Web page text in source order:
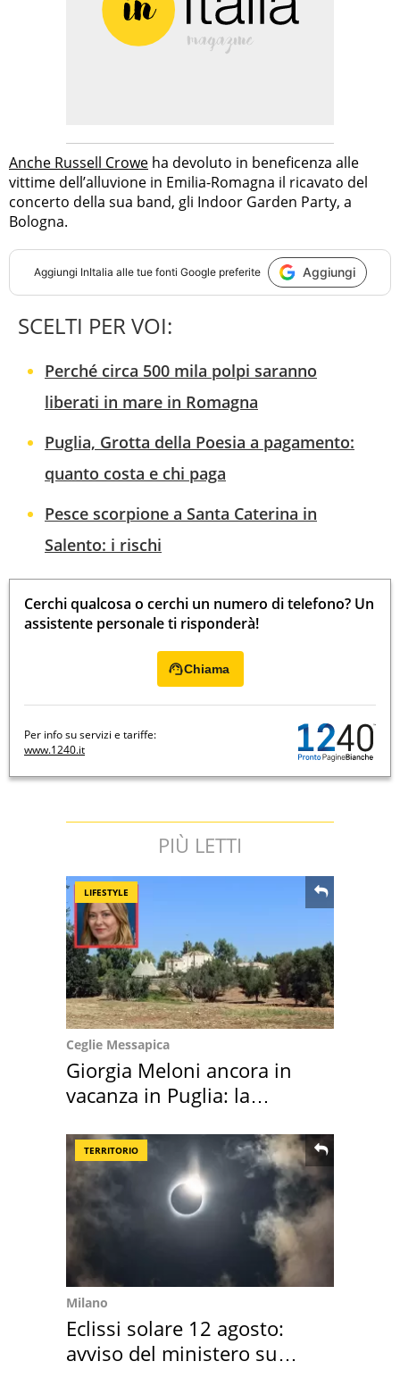
Anche Russell Crowe ha devoluto in beneficenza alle
vittime dell’alluvione in Emilia-Romagna il ricavato del
concerto della sua band, gli Indoor Garden Party, a
Bologna.
Aggiungi InItalia alle tue fonti Google preferite Aggiungi
SCELTI PER VOI:
Perché circa 500 mila polpi saranno
liberati in mare in Romagna
Puglia, Grotta della Poesia a pagamento:
quanto costa e chi paga
Pesce scorpione a Santa Caterina in
Salento: i rischi
Cerchi qualcosa o cerchi un numero di telefono? Un
assistente personale ti risponderà!
Chiama
Per info su servizi e tariffe:
www.1240.it
PIÙ LETTI
LIFESTYLE
Ceglie Messapica
Giorgia Meloni ancora in
vacanza in Puglia: la
TERRITORIO
Milano
Eclissi solare 12 agosto:
avviso del ministero su